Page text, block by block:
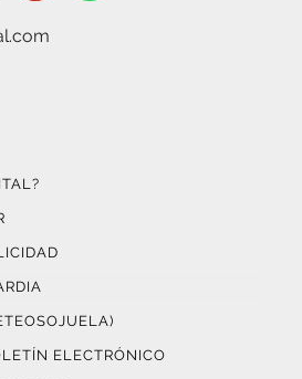
ELECTRÓNICO